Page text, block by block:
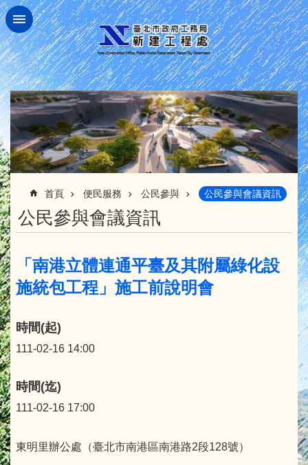
跳到主要內容區塊
首頁 便民服務 公民參與 公民參與會議資訊
公民參與會議資訊
「南港立體連通平臺及其附屬綠化設
施統包工程」施工前說明會
時間(起)
111-02-16 14:00
時間(迄)
111-02-16 17:00
東明里辦公處（臺北市南港區南港路2段128號）